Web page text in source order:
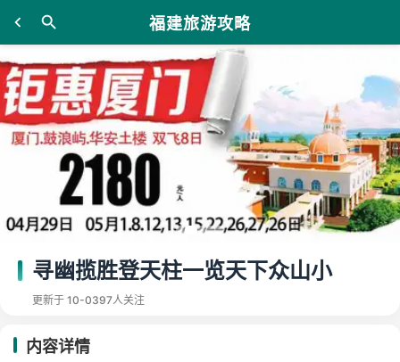
福建旅游攻略
寻幽揽胜登天柱一览天下众山小
更新于 10-0397人关注
内容详情